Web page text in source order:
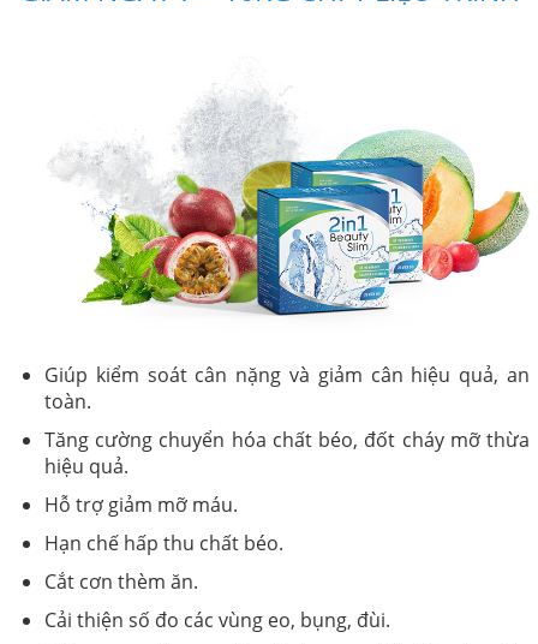
Giúp kiểm soát cân nặng và giảm cân hiệu quả, an
toàn.
Tăng cường chuyển hóa chất béo, đốt cháy mỡ thừa
hiệu quả.
Hỗ trợ giảm mỡ máu.
Hạn chế hấp thu chất béo.
Cắt cơn thèm ăn.
Cải thiện số đo các vùng eo, bụng, đùi.